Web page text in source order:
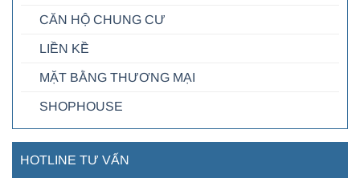
CĂN HỘ CHUNG CƯ
LIỀN KỀ
MẶT BẰNG THƯƠNG MẠI
SHOPHOUSE
HOTLINE TƯ VẤN